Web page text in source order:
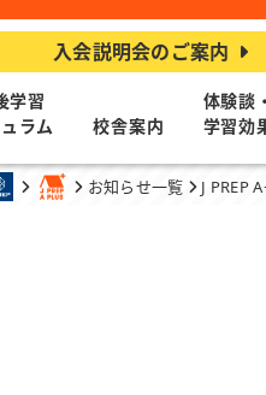
入会説明会のご案内
学習
ラム
校舎案内
体験談・
学習効
お知らせ一覧 J PREP